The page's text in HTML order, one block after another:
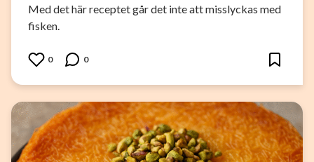
Med det här receptet går det inte att misslyckas med
fisken.
0 0